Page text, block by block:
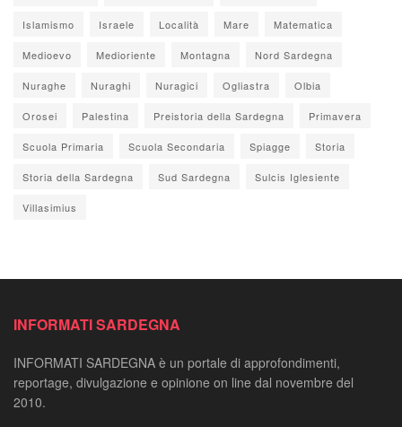
Islamismo Israele Località Mare Matematica
Medioevo Medioriente Montagna Nord Sardegna
Nuraghe Nuraghi Nuragici Ogliastra Olbia
Orosei Palestina Preistoria della Sardegna Primavera
Scuola Primaria Scuola Secondaria Spiagge Storia
Storia della Sardegna Sud Sardegna Sulcis Iglesiente
Villasimius
INFORMATI SARDEGNA
INFORMATI SARDEGNA è un portale di approfondimenti,
reportage, divulgazione e opinione on line dal novembre del
2010.